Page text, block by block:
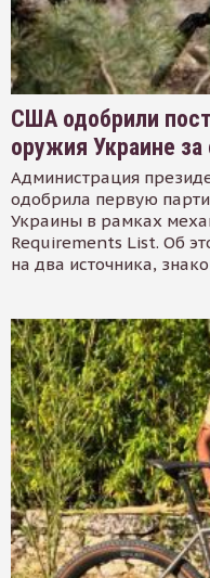
США одобрили
оружия Украине
Администрация
одобрила первую
Украины в рамках
Requirements List. Об
на два источника,